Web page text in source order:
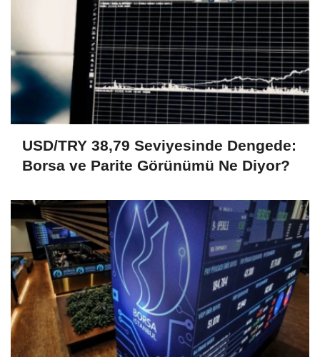
USD/TRY 38,79 Seviyesinde Dengede:
Borsa ve Parite Görünümü Ne Diyor?